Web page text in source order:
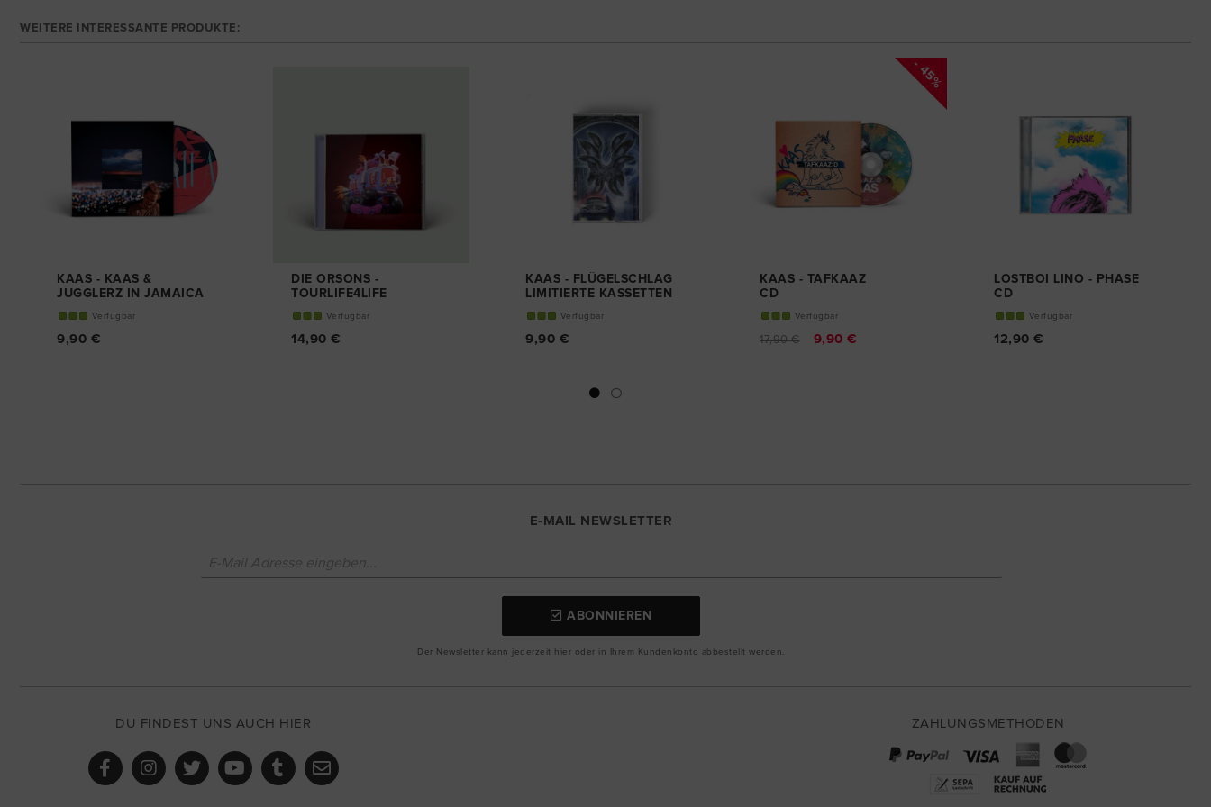
WEITERE INTERESSANTE PRODUKTE:
KAAS - KAAS &
JUGGLERZ IN JAMAICA
CD
Verfügbar
9,90 €
DIE ORSONS -
TOURLIFE4LIFE
Verfügbar
14,90 €
KAAS - FLÜGELSCHLAG
LIMITIERTE KASSETTEN
Verfügbar
9,90 €
KAAS - TAFKAAZ
CD
Verfügbar
17,90 € 9,90 €
- 45%
LOSTBOI LINO - PHASE
CD
Verfügbar
12,90 €
E-MAIL NEWSLETTER
ABONNIEREN
Der Newsletter kann jederzeit hier oder in Ihrem Kundenkonto abbestellt werden.
DU FINDEST UNS AUCH HIER ZAHLUNGSMETHODEN